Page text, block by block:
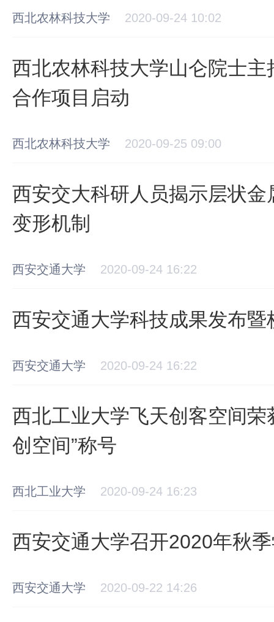
西北农林科技大学 2020-09-24 10:02
西北农林科技大学山仑院士
合作项目启动
西北农林科技大学 2020-09-25 09:00
西安交大科研人员揭示层状
变形机制
西安交通大学 2020-09-24 16:22
西安交通大学科技成果发布
西安交通大学 2020-09-24 16:22
西北工业大学飞天创客空间荣
创空间”称号
西北工业大学 2020-09-24 16:23
西安交通大学召开2020年秋
西安交通大学 2020-09-22 14:26